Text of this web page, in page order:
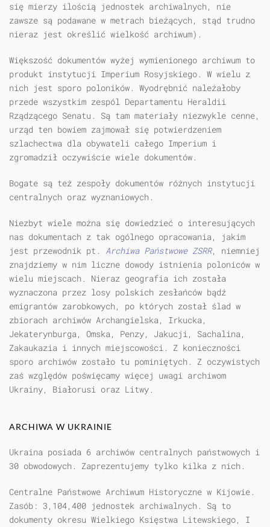
się mierzy ilością jednostek archiwalnych, nie
zawsze są podawane w metrach bieżących, stąd trudno
nieraz jest określić wielkość archiwum).
Większość dokumentów wyżej wymienionego archiwum to
produkt instytucji Imperium Rosyjskiego. W wielu z
nich jest sporo poloników. Wyodrębnić należałoby
przede wszystkim zespól Departamentu Heraldii
Rządzącego Senatu. Są tam materiały niezwykle cenne,
urząd ten bowiem zajmował się potwierdzeniem
szlachectwa dla obywateli całego Imperium i
zgromadził oczywiście wiele dokumentów.
Bogate są też zespoły dokumentów różnych instytucji
centralnych oraz wyznaniowych.
Niezbyt wiele można się dowiedzieć o interesujących
nas dokumentach z tak ogólnego opracowania, jakim
jest przewodnik pt. Archiwa Państwowe ZSRR, niemniej
znajdziemy w nim liczne dowody istnienia poloniców w
wielu miejscach. Nieraz geografia ich została
wyznaczona przez losy polskich zesłańców bądź
emigrantów zarobkowych, po których został ślad w
zbiorach archiwów Archangielska, Irkucka,
Jekaterynburga, Omska, Penzy, Jakucji, Sachalina,
Zakaukazia i innych miejscowości. Z konieczności
sporo archiwów zostało tu pominiętych. Z oczywistych
zaś względów poświęcamy więcej uwagi archiwom
Ukrainy, Białorusi oraz Litwy.
ARCHIWA W UKRAINIE
Ukraina posiada 6 archiwów centralnych państwowych i
30 obwodowych. Zaprezentujemy tylko kilka z nich.
Centralne Państwowe Archiwum Historyczne w Kijowie.
Zasób: 3,104,400 jednostek archiwalnych. Są to
dokumenty okresu Wielkiego Księstwa Litewskiego, I